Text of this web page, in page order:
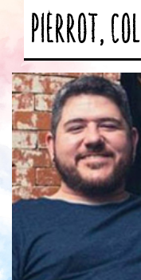
Pierrot,